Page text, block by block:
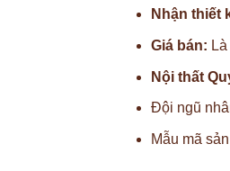
Nhận thiết
Giá bán:
Nội thất
Đội ngũ
Mẫu mã